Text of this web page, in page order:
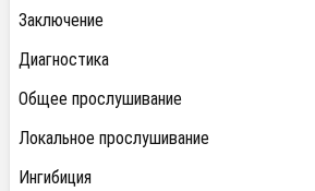
Заключение
Диагностика
Общее прослушивание
Локальное прослушивание
Ингибиция